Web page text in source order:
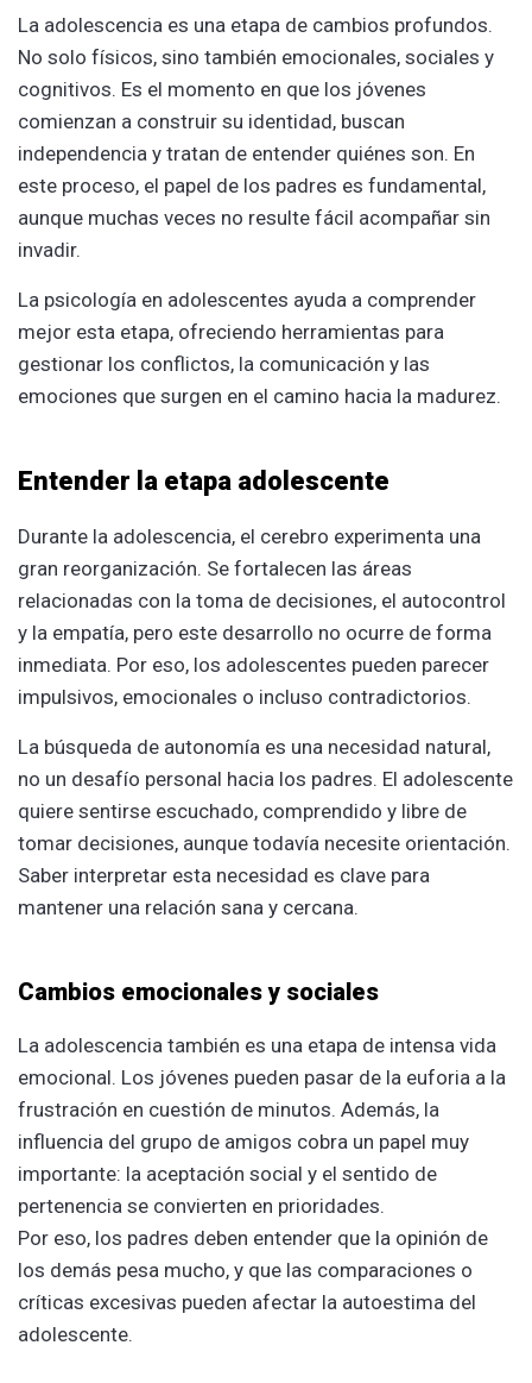
La adolescencia es una etapa de cambios profundos.
No solo físicos, sino también emocionales, sociales y
cognitivos. Es el momento en que los jóvenes
comienzan a construir su identidad, buscan
independencia y tratan de entender quiénes son. En
este proceso, el papel de los padres es fundamental,
aunque muchas veces no resulte fácil acompañar sin
invadir.
La psicología en adolescentes ayuda a comprender
mejor esta etapa, ofreciendo herramientas para
gestionar los conflictos, la comunicación y las
emociones que surgen en el camino hacia la madurez.
Entender la etapa adolescente
Durante la adolescencia, el cerebro experimenta una
gran reorganización. Se fortalecen las áreas
relacionadas con la toma de decisiones, el autocontrol
y la empatía, pero este desarrollo no ocurre de forma
inmediata. Por eso, los adolescentes pueden parecer
impulsivos, emocionales o incluso contradictorios.
La búsqueda de autonomía es una necesidad natural,
no un desafío personal hacia los padres. El adolescente
quiere sentirse escuchado, comprendido y libre de
tomar decisiones, aunque todavía necesite orientación.
Saber interpretar esta necesidad es clave para
mantener una relación sana y cercana.
Cambios emocionales y sociales
La adolescencia también es una etapa de intensa vida
emocional. Los jóvenes pueden pasar de la euforia a la
frustración en cuestión de minutos. Además, la
influencia del grupo de amigos cobra un papel muy
importante: la aceptación social y el sentido de
pertenencia se convierten en prioridades.
Por eso, los padres deben entender que la opinión de
los demás pesa mucho, y que las comparaciones o
críticas excesivas pueden afectar la autoestima del
adolescente.